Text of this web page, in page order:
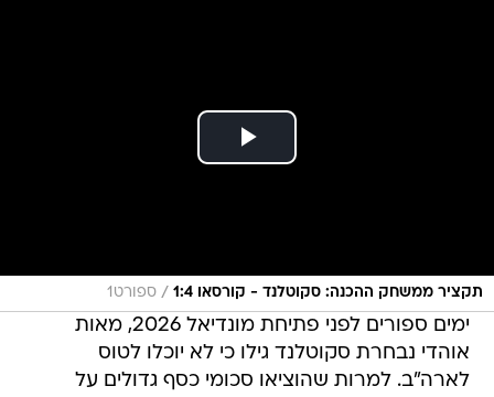
תקציר ממשחק ההכנה: סקוטלנד - קורסאו 1:4 / ספורט1
ימים ספורים לפני פתיחת מונדיאל 2026, מאות
אוהדי נבחרת סקוטלנד גילו כי לא יוכלו לטוס
לארה"ב. למרות שהוציאו סכומי כסף גדולים על